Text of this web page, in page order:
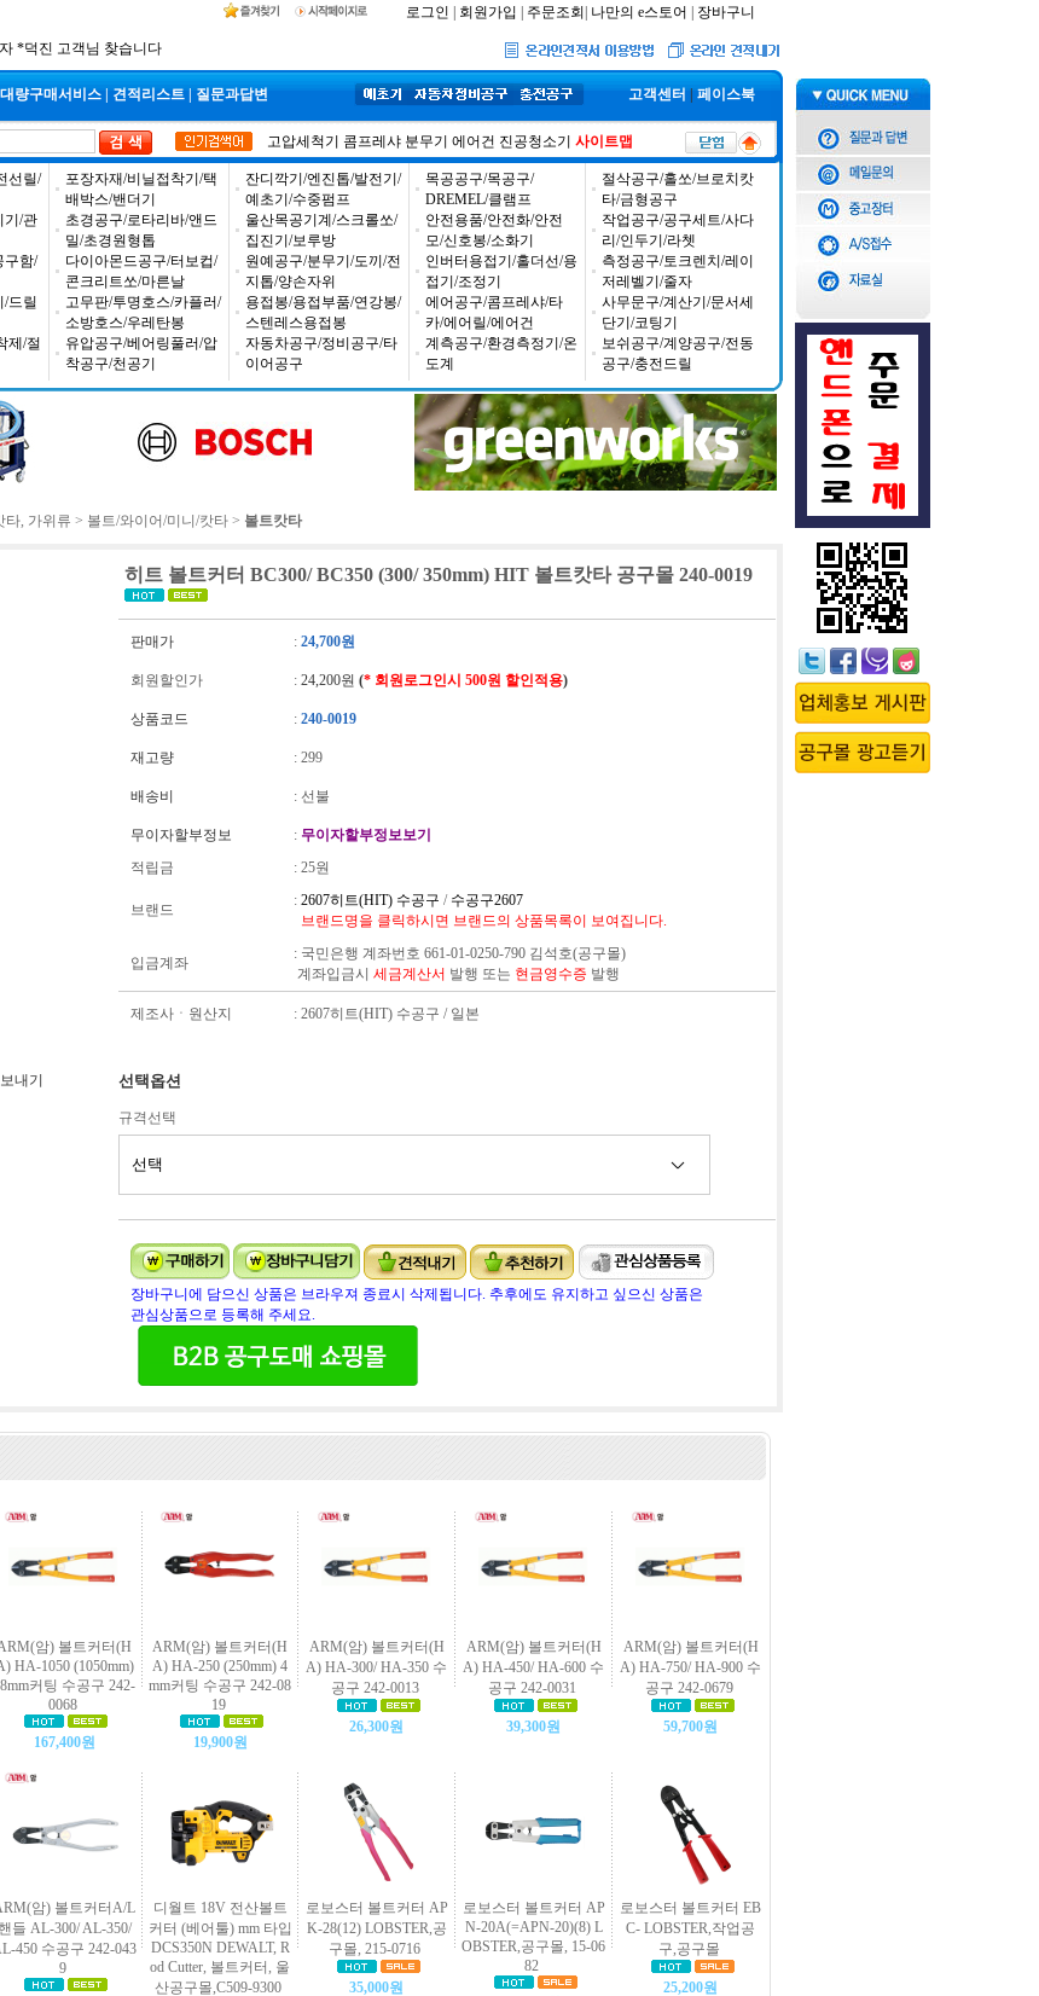
로그인 회원가입 주문조회 나만의 e스토어 장바구니
추석 배송 일정안내
*덕진 고객님 찾습니다
대량구매서비스 견적리스트 질문과답변 고객센터 페이스북
고압세척기 콤프레샤 분무기 에어건 진공청소기 사이트맵
선릴/
기/관
구함/
드릴
제/절
포장자재/비닐접착기/택
배박스/밴더기
초경공구/로타리바/앤드
밀/초경원형톱
다이아몬드공구/터보컵/
콘크리트쏘/마른날
고무판/투명호스/카플러/
소방호스/우레탄봉
유압공구/베어링풀러/압
착공구/천공기
잔디깍기/엔진톱/발전기/
예초기/수중펌프
울산목공기계/스크롤쏘/
집진기/보루방
원예공구/분무기/도끼/전
지톱/양손자위
용접봉/용접부품/연강봉/
스텐레스용접봉
자동차공구/정비공구/타
이어공구
목공공구/목공구/
DREMEL/클램프
안전용품/안전화/안전
모/신호봉/소화기
인버터용접기/홀더선/용
접기/조정기
에어공구/콤프레샤/타
카/에어릴/에어건
계측공구/환경측정기/온
도계
절삭공구/홀쏘/브로치캇
타/금형공구
작업공구/공구세트/사다
리/인두기/라쳇
측정공구/토크렌치/레이
저레벨기/줄자
사무문구/계산기/문서세
단기/코팅기
보쉬공구/계양공구/전동
공구/충전드릴
타, 가위류 > 볼트/와이어/미니/캇타 > 볼트캇타
내기
히트 볼트커터 BC300/ BC350 (300/ 350mm) HIT 볼트캇타 공구몰 240-0019
판매가 : 24,700원
회원할인가 : 24,200원 (* 회원로그인시 500원 할인적용)
상품코드 : 240-0019
재고량 : 299
배송비 : 선불
무이자할부정보 : 무이자할부정보보기
적립금
: 25원
브랜드
: 2607히트(HIT) 수공구 / 수공구2607
브랜드명을 클릭하시면 브랜드의 상품목록이 보여집니다.
입금계좌
: 국민은행 계좌번호 661-01-0250-790 김석호(공구몰)
계좌입금시 세금계산서 발행 또는 현금영수증 발행
제조사ㆍ원산지 : 2607히트(HIT) 수공구 / 일본
선택옵션
규격선택
장바구니에 담으신 상품은 브라우져 종료시 삭제됩니다. 추후에도 유지하고 싶으신 상품은
관심상품으로 등록해 주세요.
암) 볼트커터(H
HA-1050 (1050mm)
커팅 수공구 242-
0068
167,400원
ARM(암) 볼트커터(H
A) HA-250 (250mm) 4
mm커팅 수공구 242-08
19
19,900원
ARM(암) 볼트커터(H
A) HA-300/ HA-350 수
공구 242-0013
26,300원
ARM(암) 볼트커터(H
A) HA-450/ HA-600 수
공구 242-0031
39,300원
ARM(암) 볼트커터(H
A) HA-750/ HA-900 수
공구 242-0679
59,700원
암) 볼트커터A/L
들 AL-300/ AL-350/
450 수공구 242-043
9
디월트 18V 전산볼트
커터 (베어툴) mm 타입
DCS350N DEWALT, R
od Cutter, 볼트커터, 울
산공구몰,C509-9300
로보스터 볼트커터 AP
K-28(12) LOBSTER,공
구몰, 215-0716
35,000원
로보스터 볼트커터 AP
N-20A(=APN-20)(8) L
OBSTER,공구몰, 15-06
82
로보스터 볼트커터 EB
C- LOBSTER,작업공
구,공구몰
25,200원